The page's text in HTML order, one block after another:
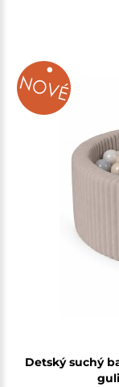
Detský suchý